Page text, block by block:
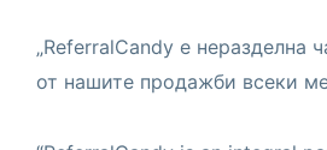
„ReferralCandy е неразделна
от нашите продажби всеки